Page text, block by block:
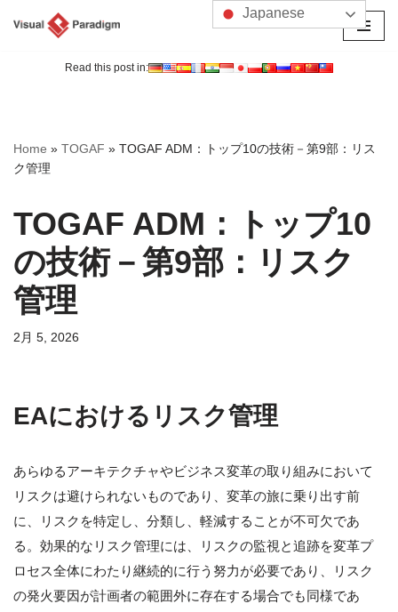
へ
ス
ッ
プ
Read this post in:
Home » TOGAF » TOGAF ADM：トップ10の技術－第9部：リス
ク管理
TOGAF ADM：トップ10
の技術－第9部：リスク
管理
2月 5, 2026
EAにおけるリスク管理
あらゆるアーキテクチャやビジネス変革の取り組みにおいて
リスクは避けられないものであり、変革の旅に乗り出す前
に、リスクを特定し、分類し、軽減することが不可欠であ
る。効果的なリスク管理には、リスクの監視と追跡を変革プ
ロセス全体にわたり継続的に行う努力が必要であり、リスク
の発火要因が計画者の範囲外に存在する場合でも同様であ
Japanese